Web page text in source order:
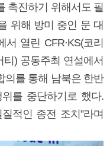
촉진하기 위해서도 필
위해 방미 중인 문 대
서 열린 CFR·KS(코리
티) 공동주최 연설에서
의를 통해 남북은 한반
를 중단하기로 했다.
적인 종전 조치”라며